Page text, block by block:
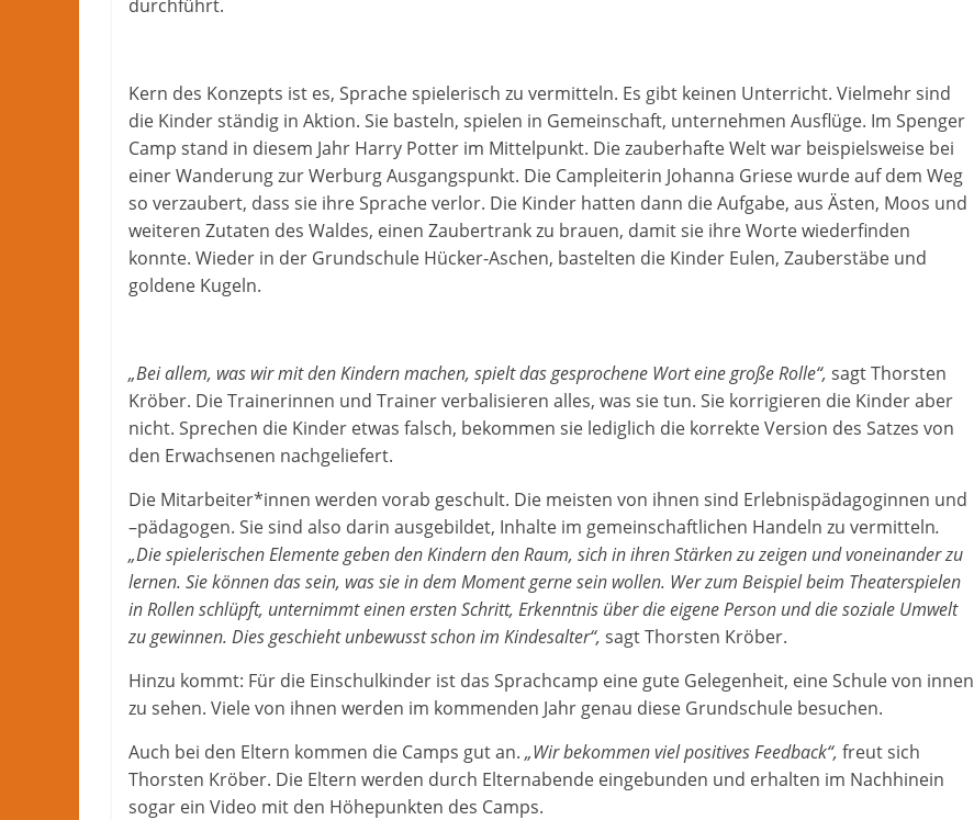
durchführt.
Kern des Konzepts ist es, Sprache spielerisch zu vermitteln. Es gibt keinen Unterricht. Vielmehr sind
die Kinder ständig in Aktion. Sie basteln, spielen in Gemeinschaft, unternehmen Ausflüge. Im Spenger
Camp stand in diesem Jahr Harry Potter im Mittelpunkt. Die zauberhafte Welt war beispielsweise bei
einer Wanderung zur Werburg Ausgangspunkt. Die Campleiterin Johanna Griese wurde auf dem Weg
so verzaubert, dass sie ihre Sprache verlor. Die Kinder hatten dann die Aufgabe, aus Ästen, Moos und
weiteren Zutaten des Waldes, einen Zaubertrank zu brauen, damit sie ihre Worte wiederfinden
konnte. Wieder in der Grundschule Hücker-Aschen, bastelten die Kinder Eulen, Zauberstäbe und
goldene Kugeln.
„Bei allem, was wir mit den Kindern machen, spielt das gesprochene Wort eine große Rolle“, sagt Thorsten
Kröber. Die Trainerinnen und Trainer verbalisieren alles, was sie tun. Sie korrigieren die Kinder aber
nicht. Sprechen die Kinder etwas falsch, bekommen sie lediglich die korrekte Version des Satzes von
den Erwachsenen nachgeliefert.
Die Mitarbeiter*innen werden vorab geschult. Die meisten von ihnen sind Erlebnispädagoginnen und
–pädagogen. Sie sind also darin ausgebildet, Inhalte im gemeinschaftlichen Handeln zu vermitteln.
„Die spielerischen Elemente geben den Kindern den Raum, sich in ihren Stärken zu zeigen und voneinander zu
lernen. Sie können das sein, was sie in dem Moment gerne sein wollen. Wer zum Beispiel beim Theaterspielen
in Rollen schlüpft, unternimmt einen ersten Schritt, Erkenntnis über die eigene Person und die soziale Umwelt
zu gewinnen. Dies geschieht unbewusst schon im Kindesalter“, sagt Thorsten Kröber.
Hinzu kommt: Für die Einschulkinder ist das Sprachcamp eine gute Gelegenheit, eine Schule von innen
zu sehen. Viele von ihnen werden im kommenden Jahr genau diese Grundschule besuchen.
Auch bei den Eltern kommen die Camps gut an. „Wir bekommen viel positives Feedback“, freut sich
Thorsten Kröber. Die Eltern werden durch Elternabende eingebunden und erhalten im Nachhinein
sogar ein Video mit den Höhepunkten des Camps.